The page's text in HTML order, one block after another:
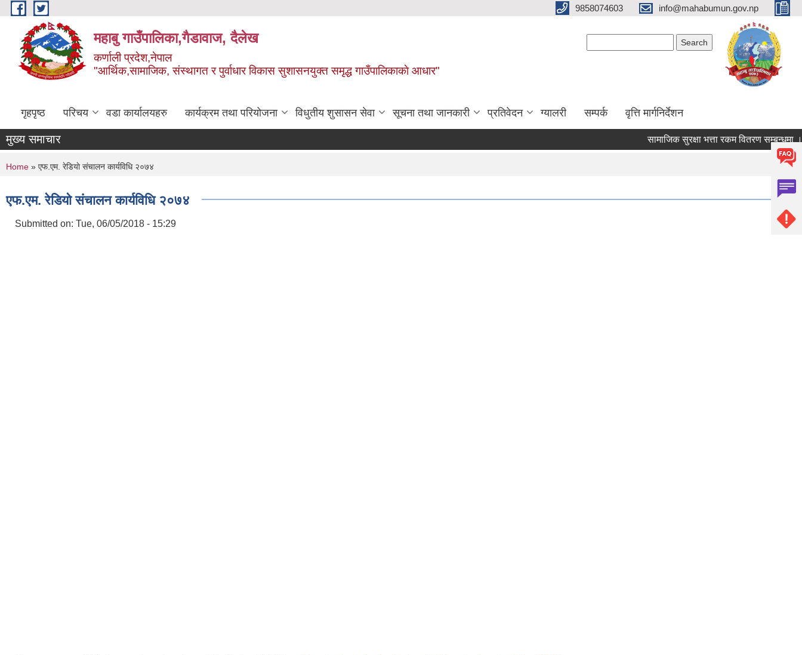
Skip to main content 9858074603 info@mahabumun.gov.np
महाबु गाउँपालिका,गैडावाज, दैलेख
कर्णाली प्रदेश,नेपाल
"आर्थिक,सामाजिक, संस्थागत र पुर्वाधार विकास सुशासनयुक्त समृद्ध गाउँपालिकाकाे आधार"
गृहपृष्ठ परिचय वडा कार्यालयहरु कार्यक्रम तथा परियोजना विधुतीय शुसासन सेवा सूचना तथा जानकारी प्रतिवेदन ग्यालरी सम्पर्क वृत्ति मार्गनिर्देशन
मुख्य समाचार सामाजिक सुरक्षा भत्ता रकम वितरण सम्बन्धमा ।।
You are here
Home » एफ.एम. रेडियाे संचालन कार्यविधि २०७४
एफ.एम. रेडियाे संचालन कार्यविधि २०७४
Submitted on: Tue, 06/05/2018 - 15:29